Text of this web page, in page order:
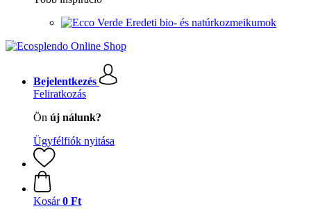
Eredeti bio- és natúrkozmeikumok
Bejelentkezés
Feliratkozás
Ön új nálunk?
Ügyfélfiók nyitása
Kosár 0 Ft